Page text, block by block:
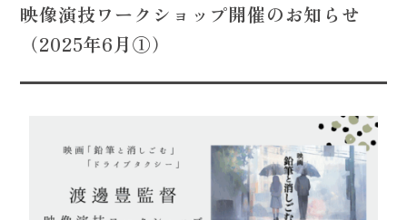
CONTACT
映像演技ワークショップ開催のお知らせ
（2025年6月①）